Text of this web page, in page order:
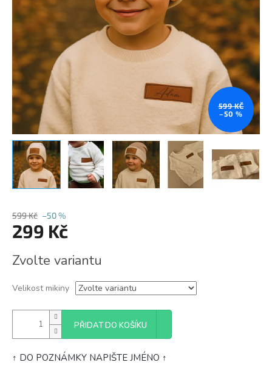
599 KČ
–50 %
599 Kč –50 %
299 Kč
cena:
Zvolte variantu
Velikost mikiny
PŘIDAT DO KOŠÍKU
↑ DO POZNÁMKY NAPIŠTE JMÉNO ↑